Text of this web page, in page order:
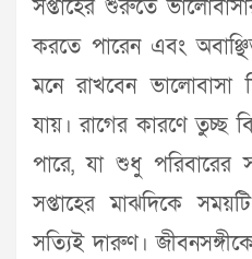
সপ্তাহের শুরুতে
করতে পারেন এবং
মনে রাখবেন ভালোবাসা
যায়। রাগের কারণে তুচ্ছ
পারে, যা শুধু পরিবারের
সপ্তাহের মাঝদিকে
সত্যিই দারুণ।